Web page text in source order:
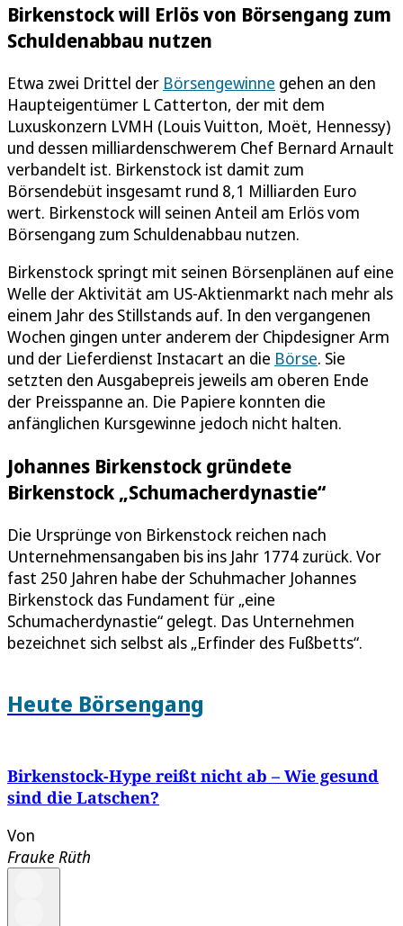
Birkenstock will Erlös von Börsengang zum
Schuldenabbau nutzen
Etwa zwei Drittel der Börsengewinne gehen an den
Haupteigentümer L Catterton, der mit dem
Luxuskonzern LVMH (Louis Vuitton, Moët, Hennessy)
und dessen milliardenschwerem Chef Bernard Arnault
verbandelt ist. Birkenstock ist damit zum
Börsendebüt insgesamt rund 8,1 Milliarden Euro
wert. Birkenstock will seinen Anteil am Erlös vom
Börsengang zum Schuldenabbau nutzen.
Birkenstock springt mit seinen Börsenplänen auf eine
Welle der Aktivität am US-Aktienmarkt nach mehr als
einem Jahr des Stillstands auf. In den vergangenen
Wochen gingen unter anderem der Chipdesigner Arm
und der Lieferdienst Instacart an die Börse. Sie
setzten den Ausgabepreis jeweils am oberen Ende
der Preisspanne an. Die Papiere konnten die
anfänglichen Kursgewinne jedoch nicht halten.
Johannes Birkenstock gründete
Birkenstock „Schumacherdynastie“
Die Ursprünge von Birkenstock reichen nach
Unternehmensangaben bis ins Jahr 1774 zurück. Vor
fast 250 Jahren habe der Schuhmacher Johannes
Birkenstock das Fundament für „eine
Schumacherdynastie“ gelegt. Das Unternehmen
bezeichnet sich selbst als „Erfinder des Fußbetts“.
Heute Börsengang
Birkenstock-Hype reißt nicht ab – Wie gesund
sind die Latschen?
Von
Frauke Rüth